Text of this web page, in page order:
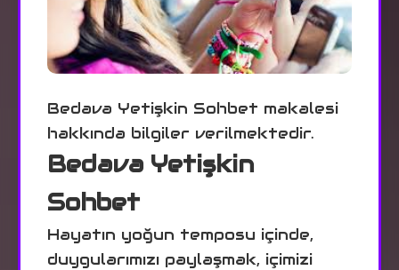
Bedava Yetişkin Sohbet makalesi
hakkında bilgiler verilmektedir.
Bedava Yetişkin
Sohbet
Hayatın yoğun temposu içinde,
duygularımızı paylaşmak, içimizi